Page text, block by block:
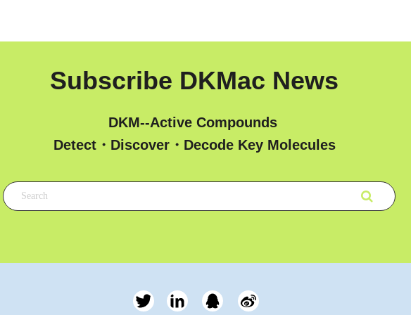
Subscribe DKMac News
DKM--Active Compounds
Detect・Discover・Decode Key Molecules